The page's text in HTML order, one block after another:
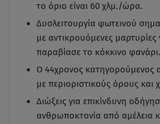
το όριο είναι 60 χλμ./ώρα.
Δυσλειτουργία φωτεινού
με αντικρουόμενες μαρτυρίες
παραβίασε το κόκκινο φανάρι.
Ο 44χρονος κατηγορούμενος
με περιοριστικούς όρους και
Διώξεις για επικίνδυνη
ανθρωποκτονία από αμέλεια